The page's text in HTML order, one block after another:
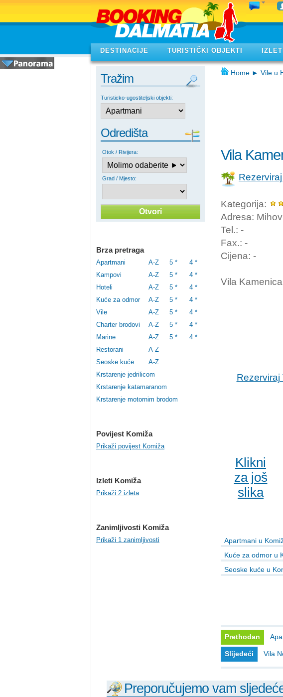
DESTINACIJE TURISTIČKI OBJEKTI IZLETI
Tražim
Turisticko-ugostiteljski objekti:
Odredišta
Otok / Rivijera:
Grad / Mjesto:
Brza pretraga
Apartmani A-Z 5 *
4 *
Kampovi
A-Z 5 *
4 *
Hoteli
A-Z 5 *
4 *
Kuće za odmor
A-Z 5 *
4 *
Vile
A-Z 5 *
4 *
Charter brodovi
A-Z 5 *
4 *
Marine
A-Z 5 *
4 *
Restorani
A-Z
Seoske kuće
A-Z
Krstarenje jedrilicom
Krstarenje katamaranom
Krstarenje motornim brodom
Povijest Komiža
Prikaži povijest Komiža
Izleti Komiža
Prikaži 2 izleta
Zanimljivosti Komiža
Prikaži 1 zanimljivosti
Home ► Vile u
Vila
Kategorija:
Adresa:
Tel.: -
Fax.: -
Cijena: -
Vila
Rezerviraj
Klikni
za još
slika
Apartmani u
Kuće za odmor u
Seoske kuće u
Prethodan
Slijedeći Vila
Preporučujemo vam